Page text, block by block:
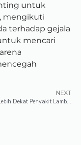
untuk
mengikuti
terhadap gejala
mencari
NEXT
Mengenal Lebih Dekat Penyakit Lambung: Faktor Risiko dan Cara Mencegahnya